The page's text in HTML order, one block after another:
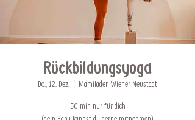
Rückbildungsyoga
Do., 12. Dez.
  |
Mamiladen Wiener Neustadt
50 min nur für dich